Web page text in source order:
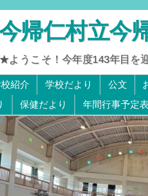
帰仁村立今
★ようこそ！今年度143年目を
2405. Fax 0980-56-2242
紹介 学校だより 公文
保健だより 年間行事予定